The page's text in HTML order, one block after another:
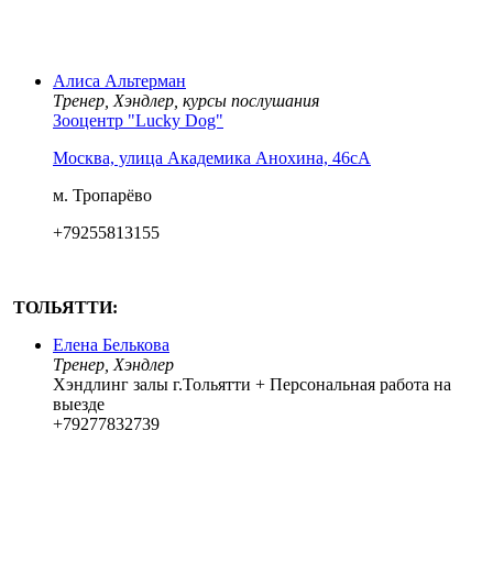
Алиса Альтерман
Тренер, Хэндлер, курсы послушания
Зооцентр "Lucky Dog"
Москва, улица Академика Анохина, 46сА
м. Тропарёво
+79255813155
ТОЛЬЯТТИ:
Елена Белькова
Тренер, Хэндлер
Хэндлинг залы г.Тольятти + Персональная работа на
выезде
+79277832739